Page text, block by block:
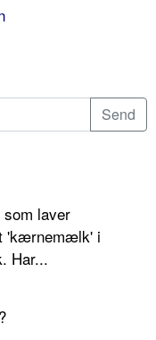
laver
'kærnemælk' i
Har...